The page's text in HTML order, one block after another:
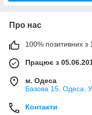
Про нас
100% позитивних з
Працює з
м. Одеса
Базова 15, Одеса,
Контакти